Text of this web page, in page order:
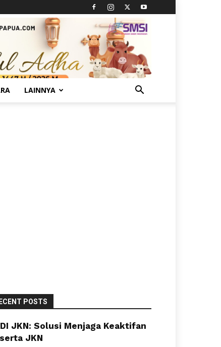
LAINNYA
POSTS
JKN: Solusi Menjaga Keaktifan
JKN